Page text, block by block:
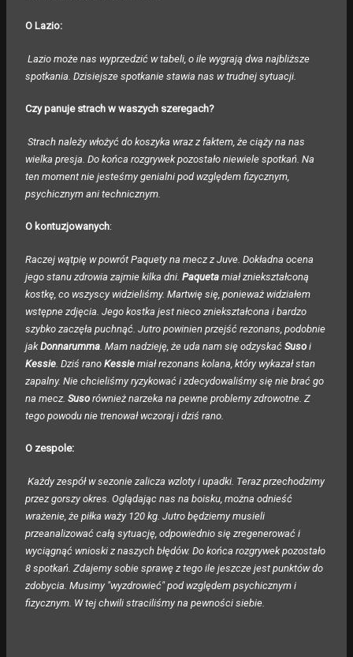
O Lazio:
Lazio może nas wyprzedzić w tabeli, o ile wygrają dwa najbliższe
spotkania. Dzisiejsze spotkanie stawia nas w trudnej sytuacji.
Czy panuje strach w waszych szeregach?
Strach należy włożyć do koszyka wraz z faktem, że ciąży na nas
wielka presja. Do końca rozgrywek pozostało niewiele spotkań. Na
ten moment nie jesteśmy genialni pod względem fizycznym,
psychicznym ani technicznym.
O kontuzjowanych:
Raczej wątpię w powrót Paquety na mecz z Juve. Dokładna ocena
jego stanu zdrowia zajmie kilka dni. Paqueta miał zniekształconą
kostkę, co wszyscy widzieliśmy. Martwię się, ponieważ widziałem
wstępne zdjęcia. Jego kostka jest nieco zniekształcona i bardzo
szybko zaczęła puchnąć. Jutro powinien przejść rezonans, podobnie
jakDonnarumma . Mam nadzieję, że uda nam się odzyskać Suso i
Kessie . Dziś rano Kessie miał rezonans kolana, który wykazał stan
zapalny. Nie chcieliśmy ryzykować i zdecydowaliśmy się nie brać go
na mecz. Suso również narzeka na pewne problemy zdrowotne. Z
tego powodu nie trenował wczoraj i dziś rano.
O zespole:
Każdy zespół w sezonie zalicza wzloty i upadki. Teraz przechodzimy
przez gorszy okres. Oglądając nas na boisku, można odnieść
wrażenie, że piłka waży 120 kg. Jutro będziemy musieli
przeanalizować całą sytuację, odpowiednio się zregenerować i
wyciągnąć wnioski z naszych błędów. Do końca rozgrywek pozostało
8 spotkań. Zdajemy sobie sprawę z tego ile jeszcze jest punktów do
zdobycia. Musimy "wyzdrowieć" pod względem psychicznym i
fizycznym. W tej chwili straciliśmy na pewności siebie.